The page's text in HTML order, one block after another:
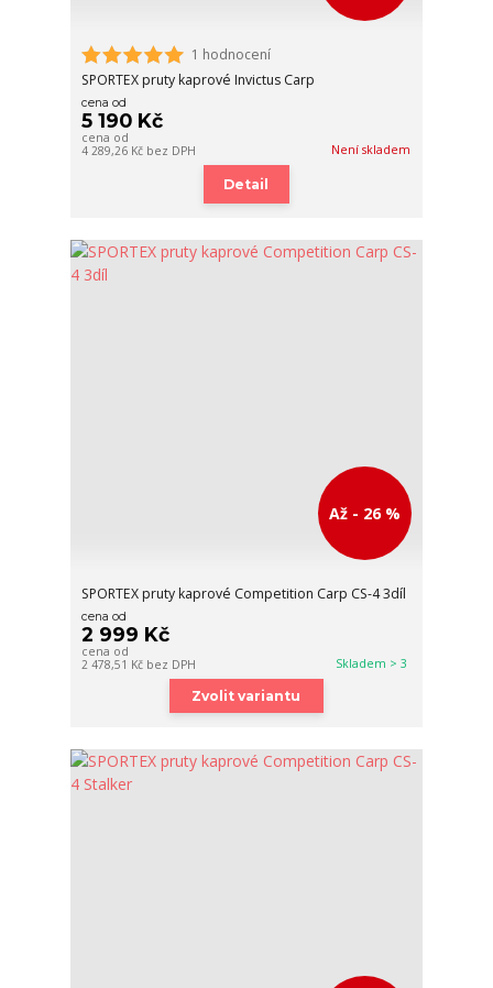
1 hodnocení
SPORTEX pruty kaprové Invictus Carp
cena od
5 190 Kč
cena od
4 289,26 Kč bez DPH Není skladem
Detail
Až - 26 %
SPORTEX pruty kaprové Competition Carp CS-4 3díl
cena od
2 999 Kč
cena od
2 478,51 Kč bez DPH Skladem > 3
Zvolit variantu